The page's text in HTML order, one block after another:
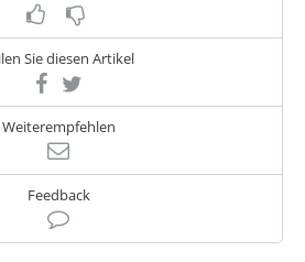
Sie diesen Artikel
Weiterempfehlen
Feedback